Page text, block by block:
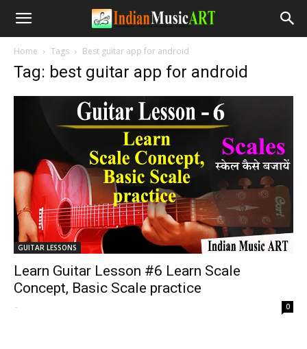
Home Tags Best guitar app for android
Tag: best guitar app for android
GUITAR LESSONS
Learn Guitar Lesson #6 Learn Scale
Concept, Basic Scale practice
- 0